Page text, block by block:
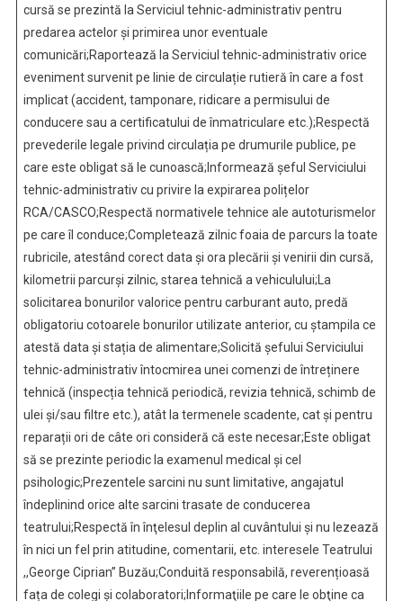
cursă se prezintă la Serviciul tehnic-administrativ pentru
predarea actelor și primirea unor eventuale
comunicări;Raportează la Serviciul tehnic-administrativ orice
eveniment survenit pe linie de circulație rutieră în care a fost
implicat (accident, tamponare, ridicare a permisului de
conducere sau a certificatului de înmatriculare etc.);Respectă
prevederile legale privind circulația pe drumurile publice, pe
care este obligat să le cunoască;Informează șeful Serviciului
tehnic-administrativ cu privire la expirarea polițelor
RCA/CASCO;Respectă normativele tehnice ale autoturismelor
pe care îl conduce;Completează zilnic foaia de parcurs la toate
rubricile, atestând corect data și ora plecării și venirii din cursă,
kilometrii parcurși zilnic, starea tehnică a vehiculului;La
solicitarea bonurilor valorice pentru carburant auto, predă
obligatoriu cotoarele bonurilor utilizate anterior, cu ștampila ce
atestă data și stația de alimentare;Solicită șefului Serviciului
tehnic-administrativ întocmirea unei comenzi de întreținere
tehnică (inspecția tehnică periodică, revizia tehnică, schimb de
ulei și/sau filtre etc.), atât la termenele scadente, cat și pentru
reparații ori de câte ori consideră că este necesar;Este obligat
să se prezinte periodic la examenul medical și cel
psihologic;Prezentele sarcini nu sunt limitative, angajatul
îndeplinind orice alte sarcini trasate de conducerea
teatrului;Respectă în înţelesul deplin al cuvântului şi nu lezează
în nici un fel prin atitudine, comentarii, etc. interesele Teatrului
,,George Ciprian” Buzău;Conduită responsabilă, reverențioasă
fața de colegi și colaboratori;Informaţiile pe care le obţine ca